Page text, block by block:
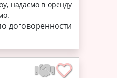
надаємо в оренду
договоренности